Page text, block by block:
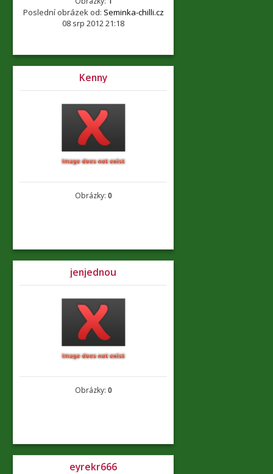
Poslední obrázek od: Seminka-chilli.cz
08 srp 2012 21:18
Kenny
Obrázky: 0
jenjednou
Obrázky: 0
eyrekr666